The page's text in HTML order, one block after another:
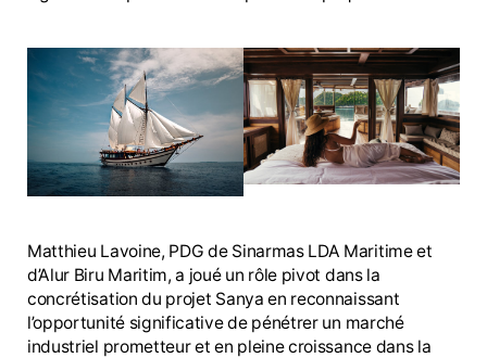
Matthieu Lavoine, PDG de Sinarmas LDA Maritime et
d’Alur Biru Maritim, a joué un rôle pivot dans la
concrétisation du projet Sanya en reconnaissant
l’opportunité significative de pénétrer un marché
industriel prometteur et en pleine croissance dans la